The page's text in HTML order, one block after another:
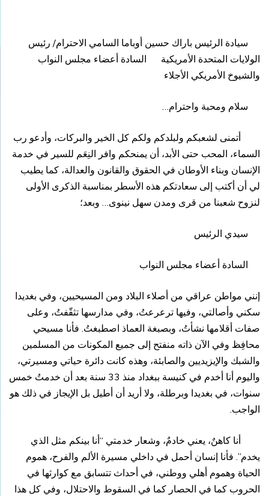
سيادة الرئيس باراك حسين أوباما السامي الاحترام/ رئيس
الولايات المتحدة الأمريكية السادة أعضاء مجلس النواب
والشيوخ الأمريكي الأجلاء
سلام ومحبة واحترام…
أتمنى لشعبكم ولبلدكم ولكم كل الخير والبركات، وأدعو رب
السماء، المحب حتى الأبد، أن يمنحكم وافر النِعَم للسير في خدمة
الإنسان وبناء الأوطان في الحقوق والقانون والعدالة، كما يطيب
لي أن أكتب إلى سعادتكم هذه الأسطر بمناسبة الذكرى الأولى
لنزوح شعبنا من قرى ومدن سهل نينوى… وبعد؛
سيدي الرئيس
السادة أعضاء مجلس النواب
إنني مواطن عراقي من أصلاء البلاد ومن المسيحيين، وفي بغديدا
سكني وأصالتي، وفيها ترعرعتُ، وفي مدارسها تثقّفتُ، وعلى
صفات أقلامها نشأتُ، وبصبغة العماذ اصطبغتُ. فأنا مسيحي
محافِظ وفي الآن ذاته منفتح إلى جميع المكونات من المسلمين
والشبك والإيزيديين والصابئة، وهذه كانت دائرة حياتي ومسيرتي،
واليوم أنا أخدم في كنيسة ببغداد منذ 33 سنة بعد أن خدمتُ خمس
سنوات، في بغديدا وبرطلة، ولا أريد أن أطيل بل الإيجاز في ذلك هو
الواجب.
أنا كاهنٌ، يعني خادمٌ، وشعار خدمتي “أنا بينكم مثل الذي
يخدم”. فأنا إنسان أحمل في داخلي مسيرة الألم والفرح، هموم
الحياة وهموم أهلي ووطني، في أحداث تتسابق مع كوارثها في
الحروب كما في الحصار كما في السقوط والاحتلال، وفي كل هذا